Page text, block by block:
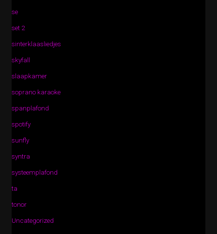
se
set 2
sinterklaasliedjes
skyfall
slaapkamer
soprano karaoke
spanplafond
spotify
sunfly
syntra
systeemplafond
ta
tonor
Uncategorized